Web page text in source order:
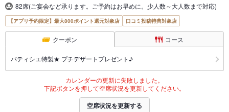
82席(ご宴会など承ります。ご予約はお早めに。少人数～大人数まで対応)
【アプリ予約限定】最大800ポイント還元対象店 口コミ投稿特典対象店
クーポン コース
パティシエ特製★ プチデザートプレゼント♪
カレンダーの更新に失敗しました。
下記ボタンを押して空席状況を更新してください。
空席状況を更新する